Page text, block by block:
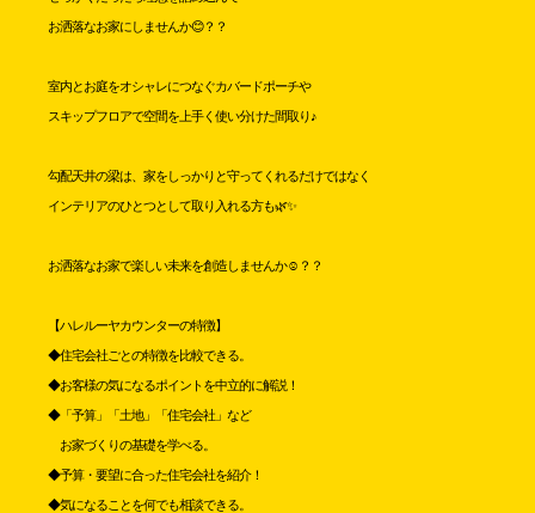
お洒落なお家にしませんか😊？？
室内とお庭をオシャレにつなぐカバードポーチや
スキップフロアで空間を上手く使い分けた間取り♪
勾配天井の梁は、家をしっかりと守ってくれるだけではなく
インテリアのひとつとして取り入れる方も🌿✨
お洒落なお家で楽しい未来を創造しませんか☺️？？
【ハレルーヤカウンターの特徴】
◆住宅会社ごとの特徴を比較できる。
◆お客様の気になるポイントを中立的に解説！
◆「予算」「土地」「住宅会社」など
お家づくりの基礎を学べる。
◆予算・要望に合った住宅会社を紹介！
◆気になることを何でも相談できる。